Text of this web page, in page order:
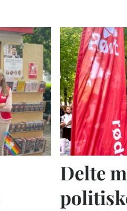
Delte